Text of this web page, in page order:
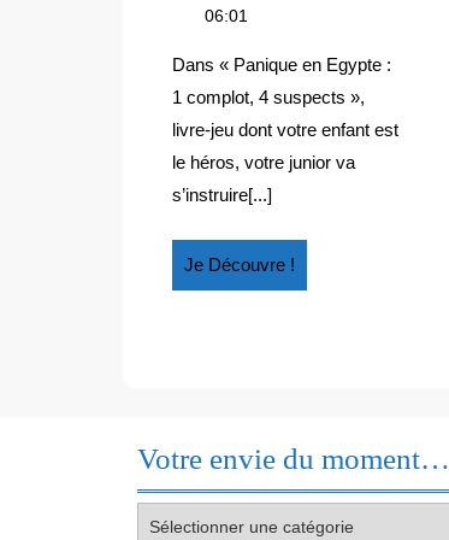
COMPLOT,
4
SUSPECTS
:
1
complot,
4
suspects
06:01
Dans « Panique en Egypte :
1 complot, 4 suspects »,
livre-jeu dont votre enfant est
le héros, votre junior va
s’instruire[...]
Je Découvre !
Découvre
Votre envie du moment…